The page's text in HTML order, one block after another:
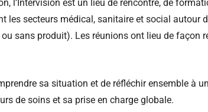
l’Intervision est un lieu de rencontre, de
les secteurs médical, sanitaire et social autour
sans produit). Les réunions ont lieu de façon
sa situation et de réfléchir ensemble à
de soins et sa prise en charge globale.